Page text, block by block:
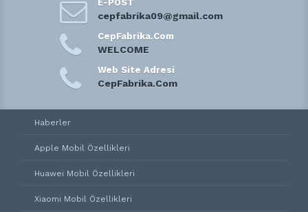
E-POST
cepfabrika09@gmail.com
CepFabrika.Com
WELCOME
Web Site Adresi
CepFabrika.Com
Haberler
Apple Mobil Özellikleri
Huawei Mobil Özellikleri
Xiaomi Mobil Özellikleri